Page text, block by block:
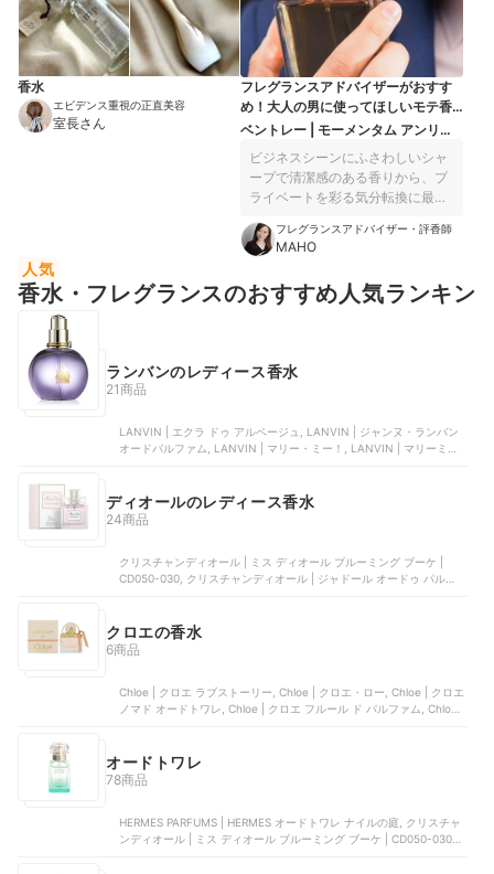
香水
エビデンス重視の正直美容
室長さん
フレグランスアドバイザーがおすす
め！大人の男に使ってほしいモテ香
水7選
ベントレー | モーメンタム アンリミ
ビジネスシーンにふさわしいシャ
ープで清潔感のある香りから、プ
ライベートを彩る気分転換に最適
クションをご紹介します。
フレグランスアドバイザー・評香師
MAHO
人気
香水・フレグランスのおすすめ人気ランキン
ランバンのレディース香水
21商品
LANVIN | エクラ ドゥ アルページュ, LANVIN | ジャンヌ・ランバン
オードパルファム, LANVIN | マリー・ミー！, LANVIN | マリーミー
ディオールのレディース香水
24商品
クリスチャンディオール | ミス ディオール ブルーミング ブーケ |
CD050-030, クリスチャンディオール | ジャドール オードゥ パルファ
クリスチャンディオール | ディオール ミス ディオール ブルーミング
ブーケ ローラー パール
クロエの香水
6商品
Chloe | クロエ ラブストーリー, Chloe | クロエ・ロー, Chloe | クロエ
ノマド オードトワレ, Chloe | クロエ フルール ド パルファム, Chloe |
オードトワレ
78商品
HERMES PARFUMS | HERMES オードトワレ ナイルの庭, クリスチャ
ンディオール | ミス ディオール ブルーミング ブーケ | CD050-030,